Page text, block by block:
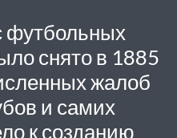
футбольных
снято в 1885
жалоб
и самих
к созданию